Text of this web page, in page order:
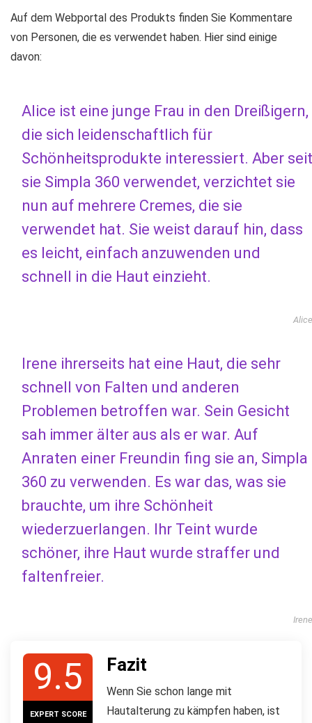
Auf dem Webportal des Produkts finden Sie Kommentare
von Personen, die es verwendet haben. Hier sind einige
davon:
Alice ist eine junge Frau in den Dreißigern,
die sich leidenschaftlich für
Schönheitsprodukte interessiert. Aber seit
sie Simpla 360 verwendet, verzichtet sie
nun auf mehrere Cremes, die sie
verwendet hat. Sie weist darauf hin, dass
es leicht, einfach anzuwenden und
schnell in die Haut einzieht.
Alice
Irene ihrerseits hat eine Haut, die sehr
schnell von Falten und anderen
Problemen betroffen war. Sein Gesicht
sah immer älter aus als er war. Auf
Anraten einer Freundin fing sie an, Simpla
360 zu verwenden. Es war das, was sie
brauchte, um ihre Schönheit
wiederzuerlangen. Ihr Teint wurde
schöner, ihre Haut wurde straffer und
faltenfreier.
Irene
9.5
EXPERT SCORE
Fazit
Wenn Sie schon lange mit
Hautalterung zu kämpfen haben, ist